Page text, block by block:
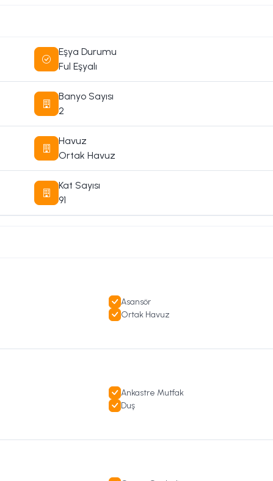
Eşya Durumu
Ful Eşyalı
Banyo Sayısı
2
Havuz
Ortak Havuz
Kat Sayısı
91
Asansör
Ortak Havuz
Ankastre Mutfak
Duş